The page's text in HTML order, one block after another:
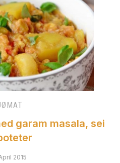
garam masala, sei
2015